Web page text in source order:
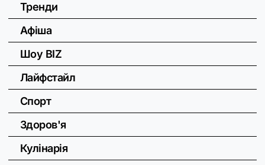
Тренди
Афіша
Шоу BIZ
Лайфстайл
Спорт
Здоров'я
Кулінарія